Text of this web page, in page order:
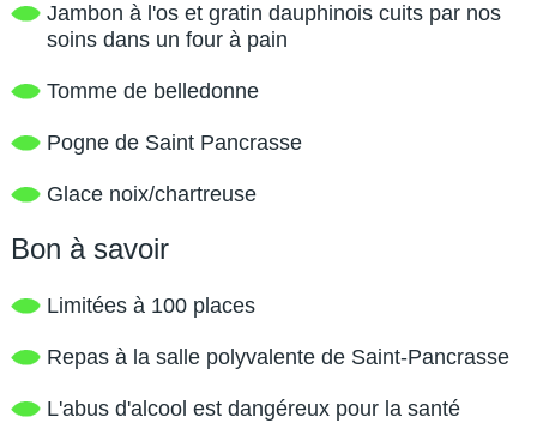
Jambon à l'os et gratin dauphinois cuits par nos
soins dans un four à pain
Tomme de belledonne
Pogne de Saint Pancrasse
Glace noix/chartreuse
Bon à savoir
Limitées à 100 places
Repas à la salle polyvalente de Saint-Pancrasse
L'abus d'alcool est dangéreux pour la santé